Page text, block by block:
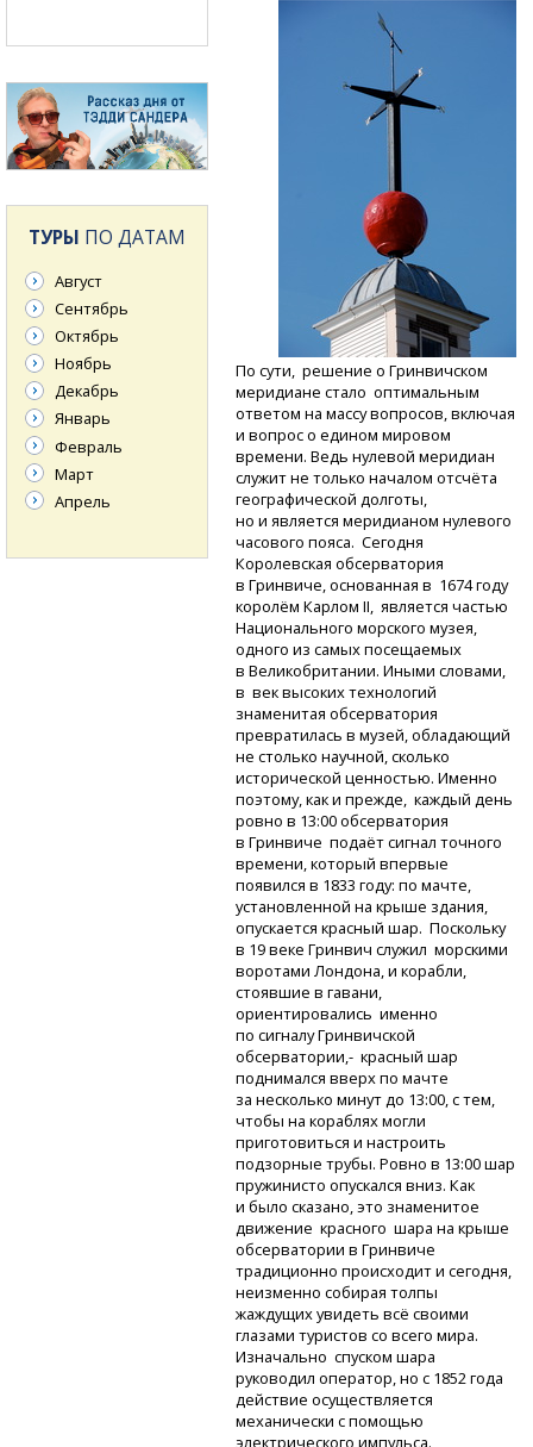
По сути, решение о Гринвичском
меридиане стало оптимальным
ответом на массу вопросов, включая
и вопрос о едином мировом
времени. Ведь нулевой меридиан
служит не только началом отсчёта
географической долготы,
но и является меридианом нулевого
часового пояса. Сегодня
Королевская обсерватория
в Гринвиче, основанная в 1674 году
королём Карлом II, является частью
Национального морского музея,
одного из самых посещаемых
в Великобритании. Иными словами,
в век высоких технологий
знаменитая обсерватория
превратилась в музей, обладающий
не столько научной, сколько
исторической ценностью. Именно
поэтому, как и прежде, каждый день
ровно в 13:00 обсерватория
в Гринвиче подаёт сигнал точного
времени, который впервые
появился в 1833 году: по мачте,
установленной на крыше здания,
опускается красный шар. Поскольку
в 19 веке Гринвич служил морскими
воротами Лондона, и корабли,
стоявшие в гавани,
ориентировались именно
по сигналу Гринвичской
обсерватории,- красный шар
поднимался вверх по мачте
за несколько минут до 13:00, с тем,
чтобы на кораблях могли
приготовиться и настроить
подзорные трубы. Ровно в 13:00 шар
пружинисто опускался вниз. Как
и было сказано, это знаменитое
движение красного шара на крыше
обсерватории в Гринвиче
традиционно происходит и сегодня,
неизменно собирая толпы
жаждущих увидеть всё своими
глазами туристов со всего мира.
Изначально спуском шара
руководил оператор, но с 1852 года
действие осуществляется
механически с помощью
электрического импульса.
ТУРЫ ПО ДАТАМ
Август
Сентябрь
Октябрь
Ноябрь
Декабрь
Январь
Февраль
Март
Апрель